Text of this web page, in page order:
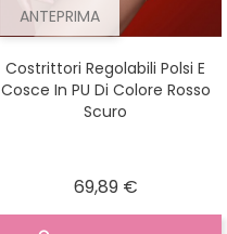
ANTEPRIMA
Costrittori Regolabili Polsi E
Cosce In PU Di Colore Rosso
Scuro
69,89 €Prezzo